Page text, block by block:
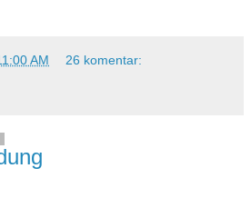
AM 26 komentar: